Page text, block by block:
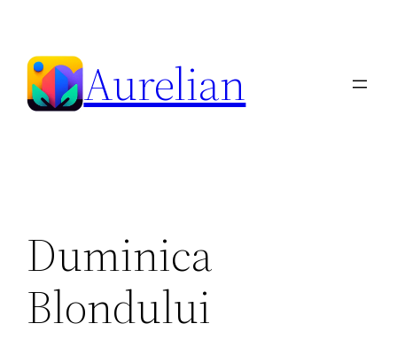
content
Aurelian
Duminica
Blondului